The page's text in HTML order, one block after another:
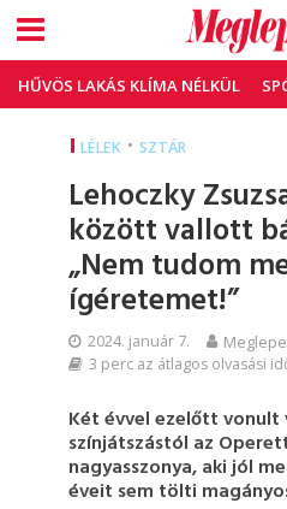
HŰVÖS LAKÁS KLÍMA NÉLKÜL
LÉLEK • SZTÁR
Lehoczky
között vallott
„Nem tudom
ígéretemet!”
2024. január 7.
3 perc az átlagos olvasási
Két évvel ezelőtt vonult
színjátszástól az
nagyasszonya, aki jól
éveit sem tölti